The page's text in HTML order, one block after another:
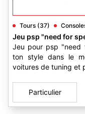
Tours (37)
Jeu psp "need for
Jeu pour psp "need
ton style dans le
voitures de tuning et
Particulier